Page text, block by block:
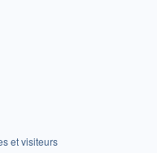
et visiteurs